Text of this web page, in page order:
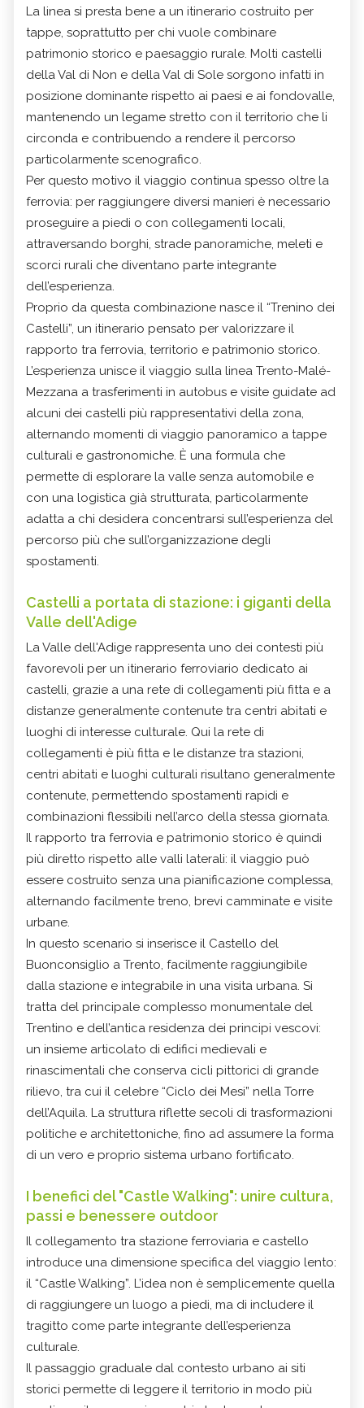
La linea si presta bene a un itinerario costruito per
tappe, soprattutto per chi vuole combinare
patrimonio storico e paesaggio rurale. Molti castelli
della Val di Non e della Val di Sole sorgono infatti in
posizione dominante rispetto ai paesi e ai fondovalle,
mantenendo un legame stretto con il territorio che li
circonda e contribuendo a rendere il percorso
particolarmente scenografico.
Per questo motivo il viaggio continua spesso oltre la
ferrovia: per raggiungere diversi manieri è necessario
proseguire a piedi o con collegamenti locali,
attraversando borghi, strade panoramiche, meleti e
scorci rurali che diventano parte integrante
dell’esperienza.
Proprio da questa combinazione nasce il “Trenino dei
Castelli”, un itinerario pensato per valorizzare il
rapporto tra ferrovia, territorio e patrimonio storico.
L’esperienza unisce il viaggio sulla linea Trento-Malé-
Mezzana a trasferimenti in autobus e visite guidate ad
alcuni dei castelli più rappresentativi della zona,
alternando momenti di viaggio panoramico a tappe
culturali e gastronomiche. È una formula che
permette di esplorare la valle senza automobile e
con una logistica già strutturata, particolarmente
adatta a chi desidera concentrarsi sull’esperienza del
percorso più che sull’organizzazione degli
spostamenti.
Castelli a portata di stazione: i giganti della
Valle dell'Adige
La Valle dell'Adige rappresenta uno dei contesti più
favorevoli per un itinerario ferroviario dedicato ai
castelli, grazie a una rete di collegamenti più fitta e a
distanze generalmente contenute tra centri abitati e
luoghi di interesse culturale. Qui la rete di
collegamenti è più fitta e le distanze tra stazioni,
centri abitati e luoghi culturali risultano generalmente
contenute, permettendo spostamenti rapidi e
combinazioni flessibili nell’arco della stessa giornata.
Il rapporto tra ferrovia e patrimonio storico è quindi
più diretto rispetto alle valli laterali: il viaggio può
essere costruito senza una pianificazione complessa,
alternando facilmente treno, brevi camminate e visite
urbane.
In questo scenario si inserisce il Castello del
Buonconsiglio a Trento, facilmente raggiungibile
dalla stazione e integrabile in una visita urbana. Si
tratta del principale complesso monumentale del
Trentino e dell’antica residenza dei principi vescovi:
un insieme articolato di edifici medievali e
rinascimentali che conserva cicli pittorici di grande
rilievo, tra cui il celebre “Ciclo dei Mesi” nella Torre
dell’Aquila. La struttura riflette secoli di trasformazioni
politiche e architettoniche, fino ad assumere la forma
di un vero e proprio sistema urbano fortificato.
I benefici del "Castle Walking": unire cultura,
passi e benessere outdoor
Il collegamento tra stazione ferroviaria e castello
introduce una dimensione specifica del viaggio lento:
il “Castle Walking”. L’idea non è semplicemente quella
di raggiungere un luogo a piedi, ma di includere il
tragitto come parte integrante dell’esperienza
culturale.
Il passaggio graduale dal contesto urbano ai siti
storici permette di leggere il territorio in modo più